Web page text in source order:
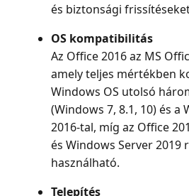
és biztonsági
OS kompatibilitás
Az Office 2016 az MS
amely teljes mértékben
Windows OS utolsó
(Windows 7, 8.1, 10) és a
2016-tal, míg az Office
és Windows Server 2019
használható.
Telepítés